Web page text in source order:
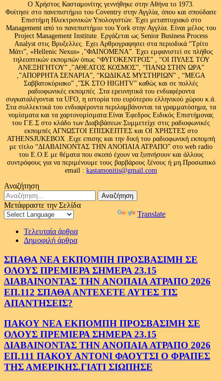
Ο Χρήστος Κασταμονίτης γεννήθηκε στην Αθήνα το 1973.
Φοίτησε στο πανεπιστήμιο του Coventry στην Αγγλία, όπου και σπούδασε
Επιστήμη Ηλεκτρονικών Υπολογιστών. Έχει μεταπτυχιακό στο
Management από το πανεπιστήμιο του Υork στην Αγγλία. Είναι μέλος του
Project Management Institute. Εργάζεται ως Senior Business Process
Analyst στις Βρυξελλες. Εχει Αρθρογραφησει στα περιοδικά “Τρίτο
Μάτι”, «Hellenic Nexus» ,”ΦΑΙΝΟΜΕΝΑ”. Έχει εμφανιστεί σε πλήθος
τηλεοπτικών εκπομπών όπως “ΦΥΓΟΚΕΝΤΡΟΣ” , “ΟΙ ΠΥΛΕΣ ΤΟΥ
ΑΝΕΞΗΓΗΤΟΥ” ,”ΑΘΕΑΤΟΣ ΚΟΣΜΟΣ”, “ΠΑΝΩ ΣΤΗΝ ΩΡΑ”
,”ΑΠΟΡΡΗΤΑ ΣΕΝΑΡΙΑ”, “ΚΩΔΙΚΑΣ ΜΥΣΤΗΡΙΩΝ” , “MEGA
Σαββατοκύριακο” ,”ΣΚ ΣΤΟ HIGHTV” καθώς και σε πολλές
ραδιοφωνικές εκπομπές .Στα ερευνητικά του ενδιαφέροντα
συγκαταλέγονται τα UFO, η ιστορία του ευρύτερου ελληνικού χώρου κ.ά.
Στα συλλεκτικά του ενδιαφέροντα περιλαμβάνονται τα γραμματόσημα, τα
νομίσματα και τα χαρτονομίσματα.Είναι Έφεδρος Ειδικός Επιστήμονας
του Γ.Ε.Σ στο κλάδο των Διαβιβάσεων.Συμμετείχε στις ραδιοφωνικές
εκπομπές ΑΓΝΩΣΤΟΙ ΕΠΙΣΚΕΠΤΕΣ και ΟΙ ΧΡΗΣΤΕΣ στο
ATHENSJUKEBOX .Ειχε επισης και την δική του ραδιοφωνική εκπομπή
με τίτλο “ΔΙΑΒΑΙΝΟΝΤΑΣ ΤΗΝ ΑΝΟΠΑΙΑ ΑΤΡΑΠΟ” στο web radio
του Ε.Ο.Ε με θέματα που σκοπό έχουν να ξυπνήσουν και άλλους
συντρόφους για να περιμένουμε τους βαρβάρους ξένους ή μη.Προσωπικό
email : kastamonitis@gmail.com
Αναζήτηση
Αναζήτηση
για:
Μετάφραστε την Σελίδα
Translate
Τελευταία άρθρα
Δημοφιλή άρθρα
ΣΠΑΘΑ ΝΕΑ ΕΚΠΟΜΠΗ ΠΡΟΣΒΑΣΙΜΗ ΣΕ
ΟΛΟΥΣ ΠΡΕΜΙΕΡΑ ΣΗΜΕΡΑ 23.15
ΔΙΑΒΑΙΝΟΝΤΑΣ ΤΗΝ ΑΝΟΠΑΙΑ ΑΤΡΑΠΟ 2026
ΕΠ.112 ΣΠΑΘΑ ΑΝΤΕΧΕΤΕ ΑΥΤΕΣ ΤΙΣ
ΑΠΑΝΤΗΣΕΙΣ?
ΠΑΚΟΥ ΝΕΑ ΕΚΠΟΜΠΗ ΠΡΟΣΒΑΣΙΜΗ ΣΕ
ΟΛΟΥΣ ΠΡΕΜΙΕΡΑ ΣΗΜΕΡΑ 23.15
ΔΙΑΒΑΙΝΟΝΤΑΣ ΤΗΝ ΑΝΟΠΑΙΑ ΑΤΡΑΠΟ 2026
ΕΠ.111 ΠΑΚΟΥ ΑΝΤΟΝΙ ΦΑΟΥΤΣΙ Ο ΦΡΑΠΕΣ
ΤΗΣ ΑΜΕΡΙΚΗΣ.ΓΙΑΤΙ ΣΙΩΠΗΣΕ